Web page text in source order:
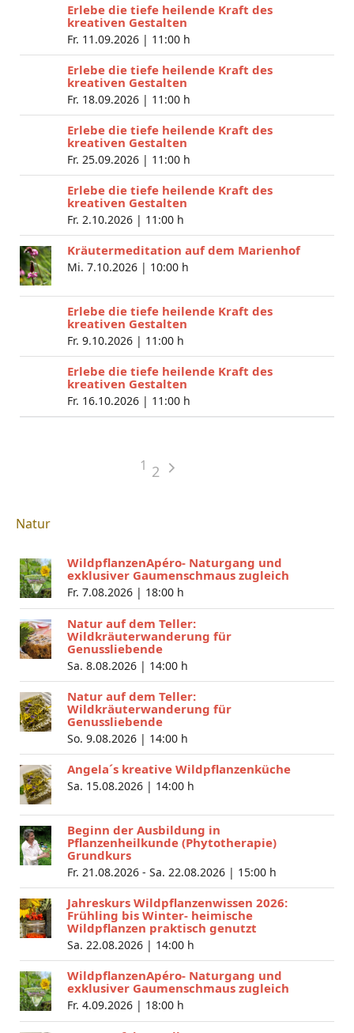
Erlebe die tiefe heilende Kraft des
kreativen Gestalten
Fr. 11.09.2026 | 11:00 h
Erlebe die tiefe heilende Kraft des
kreativen Gestalten
Fr. 18.09.2026 | 11:00 h
Erlebe die tiefe heilende Kraft des
kreativen Gestalten
Fr. 25.09.2026 | 11:00 h
Erlebe die tiefe heilende Kraft des
kreativen Gestalten
Fr. 2.10.2026 | 11:00 h
Kräutermeditation auf dem Marienhof
Mi. 7.10.2026 | 10:00 h
Erlebe die tiefe heilende Kraft des
kreativen Gestalten
Fr. 9.10.2026 | 11:00 h
Erlebe die tiefe heilende Kraft des
kreativen Gestalten
Fr. 16.10.2026 | 11:00 h
1 2
Natur
WildpflanzenApéro- Naturgang und
exklusiver Gaumenschmaus zugleich
Fr. 7.08.2026 | 18:00 h
Natur auf dem Teller:
Wildkräuterwanderung für
Genussliebende
Sa. 8.08.2026 | 14:00 h
Natur auf dem Teller:
Wildkräuterwanderung für
Genussliebende
So. 9.08.2026 | 14:00 h
Angela´s kreative Wildpflanzenküche
Sa. 15.08.2026 | 14:00 h
Beginn der Ausbildung in
Pflanzenheilkunde (Phytotherapie)
Grundkurs
Fr. 21.08.2026 - Sa. 22.08.2026 | 15:00 h
Jahreskurs Wildpflanzenwissen 2026:
Frühling bis Winter- heimische
Wildpflanzen praktisch genutzt
Sa. 22.08.2026 | 14:00 h
WildpflanzenApéro- Naturgang und
exklusiver Gaumenschmaus zugleich
Fr. 4.09.2026 | 18:00 h